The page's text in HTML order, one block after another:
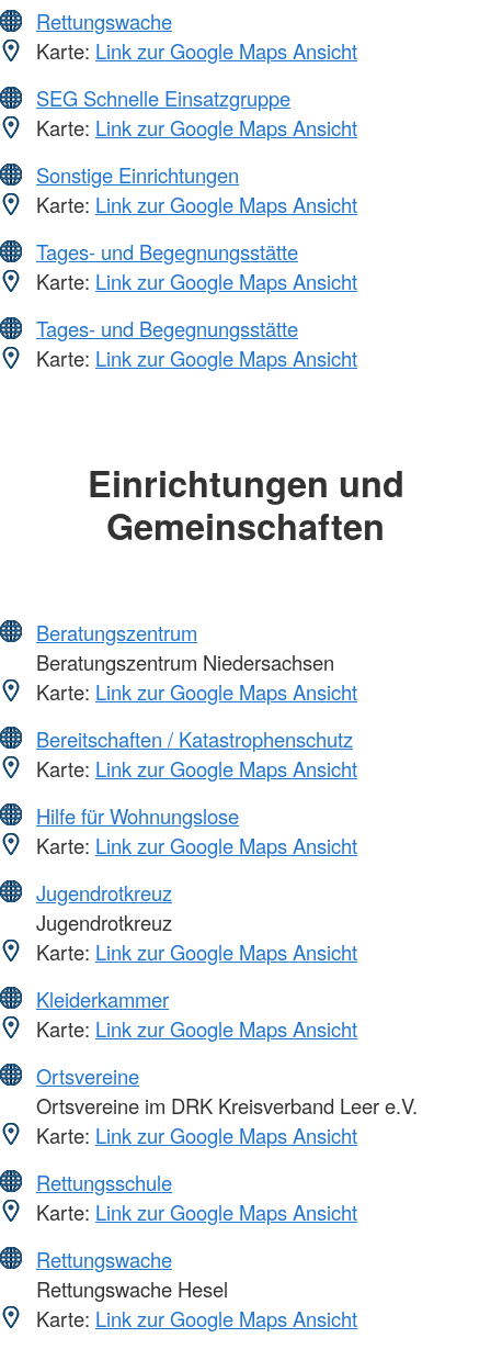
Rettungswache
Karte: Link zur Google Maps Ansicht
SEG Schnelle Einsatzgruppe
Karte: Link zur Google Maps Ansicht
Sonstige Einrichtungen
Karte: Link zur Google Maps Ansicht
Tages- und Begegnungsstätte
Karte: Link zur Google Maps Ansicht
Tages- und Begegnungsstätte
Karte: Link zur Google Maps Ansicht
Einrichtungen und
Gemeinschaften
Beratungszentrum
Beratungszentrum Niedersachsen
Karte: Link zur Google Maps Ansicht
Bereitschaften / Katastrophenschutz
Karte: Link zur Google Maps Ansicht
Hilfe für Wohnungslose
Karte: Link zur Google Maps Ansicht
Jugendrotkreuz
Jugendrotkreuz
Karte: Link zur Google Maps Ansicht
Kleiderkammer
Karte: Link zur Google Maps Ansicht
Ortsvereine
Ortsvereine im DRK Kreisverband Leer e.V.
Karte: Link zur Google Maps Ansicht
Rettungsschule
Karte: Link zur Google Maps Ansicht
Rettungswache
Rettungswache Hesel
Karte: Link zur Google Maps Ansicht